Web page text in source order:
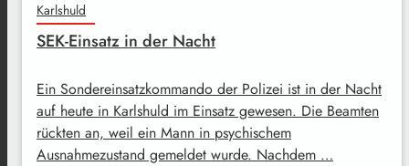
Karlshuld
SEK-Einsatz in der Nacht
Ein Sondereinsatzkommando der Polizei ist in der Nacht
auf heute in Karlshuld im Einsatz gewesen. Die Beamten
rückten an, weil ein Mann in psychischem
Ausnahmezustand gemeldet wurde. Nachdem …